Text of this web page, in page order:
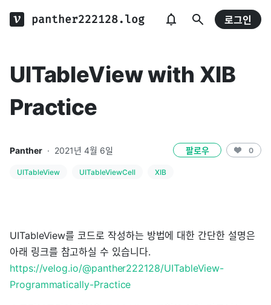
panther222128.log 로그인
UITableView with XIB
Practice
Panther · 2021년 4월 6일 팔로우 0
UITableView UITableViewCell XIB
UITableView를 코드로 작성하는 방법에 대한 간단한 설명은
아래 링크를 참고하실 수 있습니다.
https://velog.io/@panther222128/UITableView-
Programmatically-Practice